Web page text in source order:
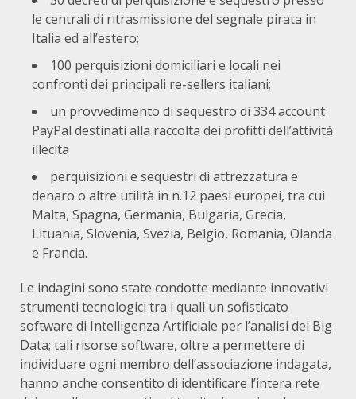
le centrali di ritrasmissione del segnale pirata in
Italia ed all’estero;
100 perquisizioni domiciliari e locali nei
confronti dei principali re-sellers italiani;
un provvedimento di sequestro di 334 account
PayPal destinati alla raccolta dei profitti dell’attività
illecita
perquisizioni e sequestri di attrezzatura e
denaro o altre utilità in n.12 paesi europei, tra cui
Malta, Spagna, Germania, Bulgaria, Grecia,
Lituania, Slovenia, Svezia, Belgio, Romania, Olanda
e Francia.
Le indagini sono state condotte mediante innovativi
strumenti tecnologici tra i quali un sofisticato
software di Intelligenza Artificiale per l’analisi dei Big
Data; tali risorse software, oltre a permettere di
individuare ogni membro dell’associazione indagata,
hanno anche consentito di identificare l’intera rete